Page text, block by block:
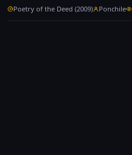
Poetry of the Deed (2009) Ponchile